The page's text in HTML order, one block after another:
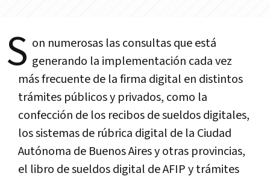
S on numerosas las consultas que está
generando la implementación cada vez
más frecuente de la firma digital en distintos
trámites públicos y privados, como la
confección de los recibos de sueldos digitales,
los sistemas de rúbrica digital de la Ciudad
Autónoma de Buenos Aires y otras provincias,
el libro de sueldos digital de AFIP y trámites